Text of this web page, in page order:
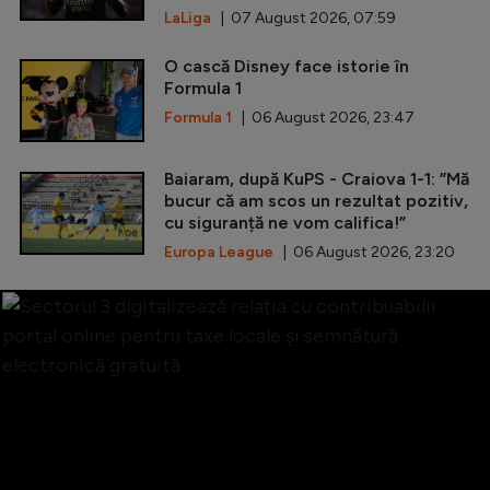
LaLiga | 07 August 2026, 07:59
O cască Disney face istorie în
Formula 1
Formula 1 | 06 August 2026, 23:47
Baiaram, după KuPS - Craiova 1-1: ”Mă
bucur că am scos un rezultat pozitiv,
cu siguranță ne vom califica!”
Europa League | 06 August 2026, 23:20